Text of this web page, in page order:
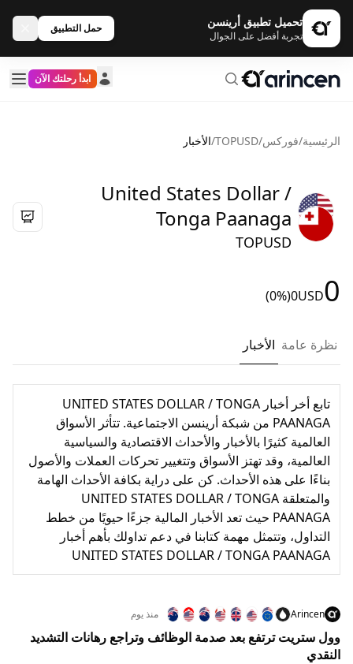
تحميل تطبيق أرينسن
تجربة أفضل على الجوال
حمل التطبيق
ابدأ رحلتك الآن
الرئيسية/فوركس/
TOPUSD
/الأخبار
United States Dollar /
Tonga Paanaga
TOPUSD
0
USD
0
(0%)
نظرة عامة الأخبار
تابع أخر أخبار UNITED STATES DOLLAR / TONGA
PAANAGA من شبكة أرينسن الاجتماعية. تتأثر الأسواق
العالمية كثيرًا بالأخبار والأحداث الاقتصادية والسياسية
العالمية، وقد تهتز الأسواق وتتغيير تحركات العملات والأصول
بناءًا على هذه الأحداث. كن على دراية بكافة الأحداث الهامة
والمتعلقة UNITED STATES DOLLAR / TONGA
PAANAGA حيث تعد الأخبار المالية جزءًا حيويًا من خطط
التداول، وتتمثل مهمة كتابنا في دعم تداولك بأهم أخبار
UNITED STATES DOLLAR / TONGA PAANAGA
Arincen منذ يوم
وول ستريت ترتفع بعد صدمة الوظائف وتراجع رهانات التشديد
النقدي